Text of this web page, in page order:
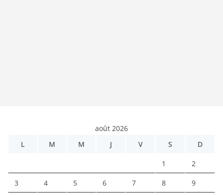
août 2026
L
M M J V S D
1 2
3 4 5 6 7 8 9